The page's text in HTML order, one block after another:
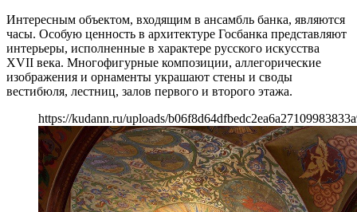
Интересным объектом, входящим в ансамбль банка, являются
часы. Особую ценность в архитектуре Госбанка представляют
интерьеры, исполненные в характере русского искусства
XVII века. Многофигурные композиции, аллегорические
изображения и орнаменты украшают стены и своды
вестибюля, лестниц, залов первого и второго этажа.
https://kudann.ru/uploads/